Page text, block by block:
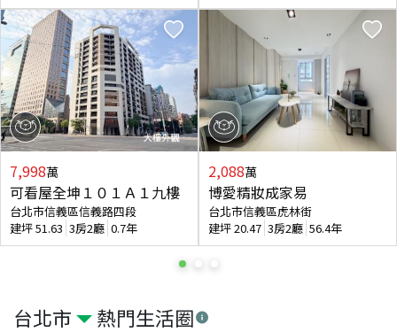
台北市 熱門生活圈
7,998萬
可看屋全坤１０１Ａ１九樓
台北市信義區信義路四段
建坪51.63 3房2廳 0.7年
2,088萬
博愛精妝成家易
台北市信義區虎林街
建坪20.47 3房2廳 56.4年